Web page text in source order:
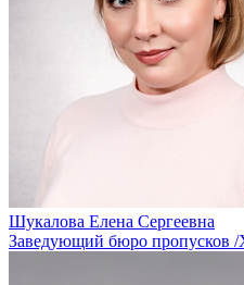
Шукалова Елена Сергеевна
Заведующий бюро пропусков /